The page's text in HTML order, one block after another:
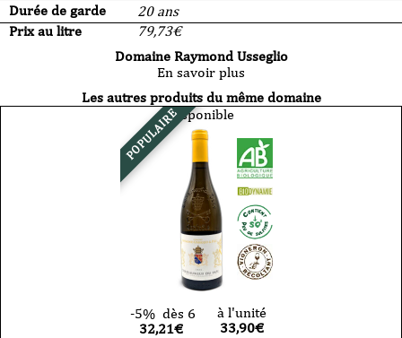
Durée de garde
20 ans
Prix au litre
79,73€
Domaine Raymond Usseglio
En savoir plus
Les autres produits du même domaine
POPULAIREDisponible
-5% dès 6
32,21€
à l'unité
33,90€